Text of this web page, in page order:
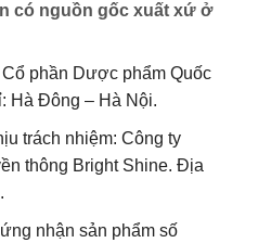
có nguồn gốc xuất xứ ở
phần Dược phẩm Quốc
Hà Đông – Hà Nội.
trách nhiệm: Công ty
thông Bright Shine. Địa
nhận sản phẩm số